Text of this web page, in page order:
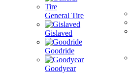
General Tire
Gislaved
Goodride
Goodyear